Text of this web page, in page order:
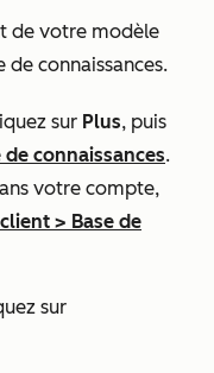
de votre modèle
connaissances.
sur Plus, puis
de connaissances.
votre compte,
> Base de
sur